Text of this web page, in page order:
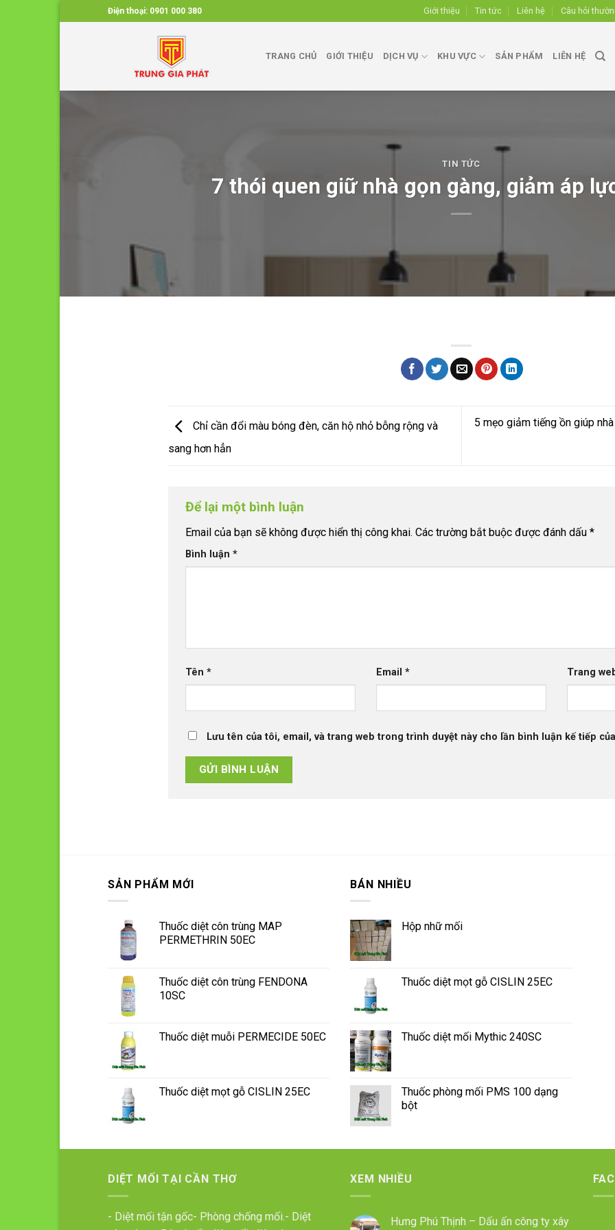
to
Điện thoại: 0901 000 380 Giới thiệu Tin tức Liên hệ Câu hỏi
TRANG CHỦ GIỚI THIỆU DỊCH VỤ KHU VỰC SẢN PHẨM LIÊN HỆ
TIN TỨC
7 thói quen giữ nhà gọn gàng, giảm áp
Chỉ cần đổi màu bóng đèn, căn hộ nhỏ bỗng rộng và
sang hơn hẳn
5 mẹo giảm tiếng ồn giúp
Để lại một bình luận
Email của bạn sẽ không được hiển thị công khai. Các trường bắt buộc được đánh dấu*
Bình luận*
Tên* Email* Trang
Lưu tên của tôi, email, và trang web trong trình duyệt này cho lần bình luận kế tiếp
SẢN PHẨM MỚI
Thuốc diệt côn trùng MAP
PERMETHRIN 50EC
Thuốc diệt côn trùng FENDONA
10SC
Thuốc diệt muỗi PERMECIDE 50EC
Thuốc diệt mọt gỗ CISLIN 25EC
BÁN NHIỀU
Hộp nhữ mối
Thuốc diệt mọt gỗ CISLIN 25EC
Thuốc diệt mối Mythic 240SC
Thuốc phòng mối PMS 100 dạng
bột
DIỆT MỐI TẠI CẦN THƠ
- Diệt mối tận gốc- Phòng chống mối.- Diệt
XEM NHIỀU
Hưng Phú Thịnh – Dấu ấn công ty xây